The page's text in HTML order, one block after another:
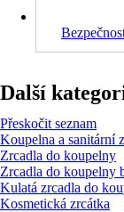
Další
Přeskočit seznam
Koupelna a sanitární
Zrcadla do koupelny
Zrcadla do koupelny
Kulatá zrcadla do
Kosmetická zrcátka